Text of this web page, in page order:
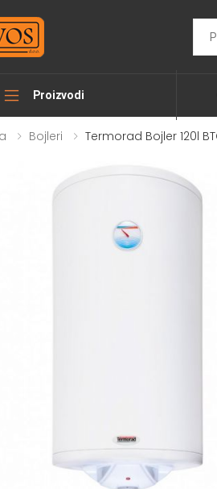
Proizvodi
Bojleri Termorad Bojler 120l